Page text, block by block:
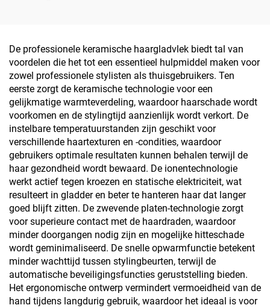
De professionele keramische haargladvlek biedt tal van
voordelen die het tot een essentieel hulpmiddel maken voor
zowel professionele stylisten als thuisgebruikers. Ten
eerste zorgt de keramische technologie voor een
gelijkmatige warmteverdeling, waardoor haarschade wordt
voorkomen en de stylingtijd aanzienlijk wordt verkort. De
instelbare temperatuurstanden zijn geschikt voor
verschillende haartexturen en -condities, waardoor
gebruikers optimale resultaten kunnen behalen terwijl de
haar gezondheid wordt bewaard. De ionentechnologie
werkt actief tegen kroezen en statische elektriciteit, wat
resulteert in gladder en beter te hanteren haar dat langer
goed blijft zitten. De zwevende platen-technologie zorgt
voor superieure contact met de haardraden, waardoor
minder doorgangen nodig zijn en mogelijke hitteschade
wordt geminimaliseerd. De snelle opwarmfunctie betekent
minder wachttijd tussen stylingbeurten, terwijl de
automatische beveiligingsfuncties geruststelling bieden.
Het ergonomische ontwerp vermindert vermoeidheid van de
hand tijdens langdurig gebruik, waardoor het ideaal is voor